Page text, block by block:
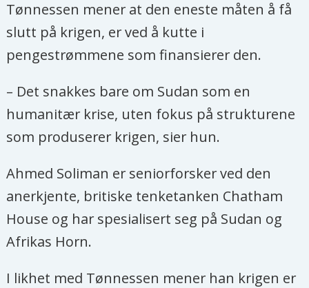
Tønnessen mener at den eneste måten å få
slutt på krigen, er ved å kutte i
pengestrømmene som finansierer den.
– Det snakkes bare om Sudan som en
humanitær krise, uten fokus på strukturene
som produserer krigen, sier hun.
Ahmed Soliman er seniorforsker ved den
anerkjente, britiske tenketanken Chatham
House og har spesialisert seg på Sudan og
Afrikas Horn.
I likhet med Tønnessen mener han krigen er